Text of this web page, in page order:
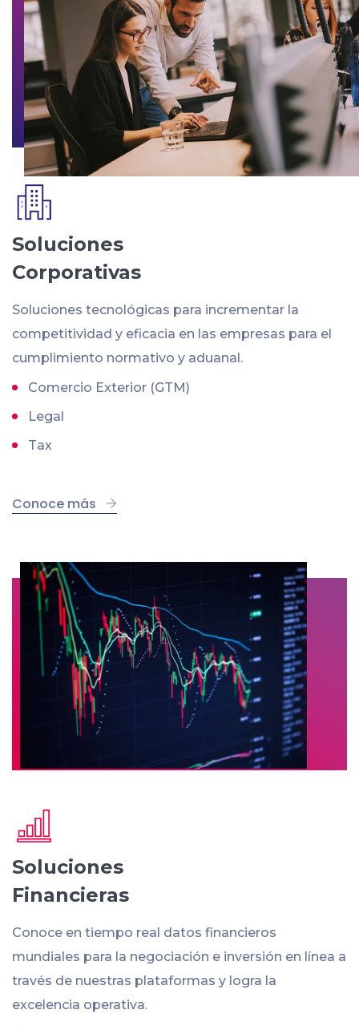
Soluciones
Corporativas
Soluciones tecnológicas para incrementar la
competitividad y eficacia en las empresas para el
cumplimiento normativo y aduanal.
Comercio Exterior (GTM)
Legal
Tax
Conoce más
Soluciones
Financieras
Conoce en tiempo real datos financieros
mundiales para la negociación e inversión en línea a
través de nuestras plataformas y logra la
excelencia operativa.